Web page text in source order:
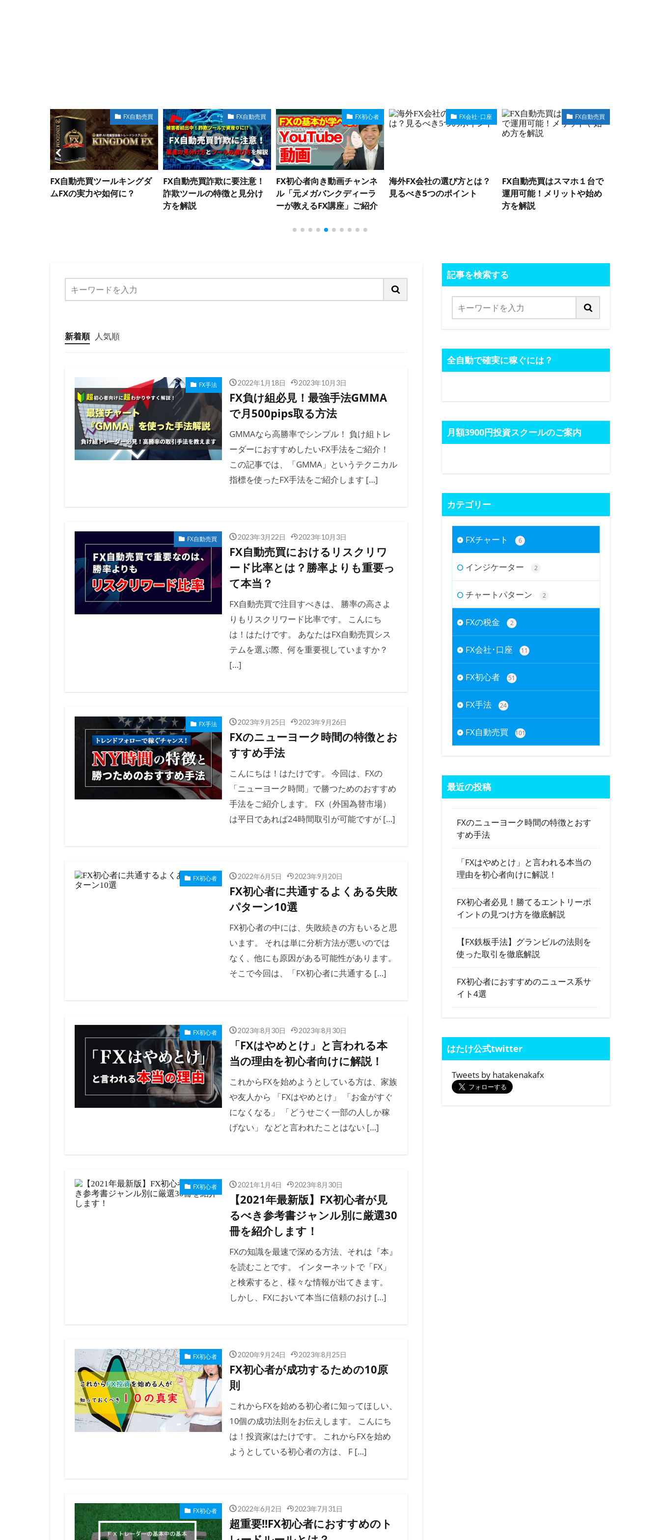
FX自動売買
FX自動売買ツールキングダ
ムFXの実力や如何に？
FX自動売買
FX自動売買詐欺に要注意！
詐欺ツールの特徴と見分け
方を解説
FX初心者
FX初心者向き動画チャンネ
ル「元メガバンクディーラ
ーが教えるFX講座」ご紹介
FX会社･口座
海外FX会社の選び方とは？
見るべき5つのポイント
FX自動売買
FX自動売買はスマホ１台で
運用可能！メリットや始め
方を解説
新着順 人気順
FX手法 2022年1月18日 2023年10月3日
FX負け組必見！最強手法GMMA
で月500pips取る方法
GMMAなら高勝率でシンプル！ 負け組トレ
ーダーにおすすめしたいFX手法をご紹介！
この記事では、「GMMA」というテクニカル
指標を使ったFX手法をご紹介します […]
FX自動売買 2023年3月22日 2023年10月3日
FX自動売買におけるリスクリワ
ード比率とは？勝率よりも重要っ
て本当？
FX自動売買で注目すべきは、 勝率の高さよ
りもリスクリワード比率です。 こんにち
は！はたけです。 あなたはFX自動売買シス
テムを選ぶ際、何を重要視していますか？
[…]
FX手法 2023年9月25日 2023年9月26日
FXのニューヨーク時間の特徴とお
すすめ手法
こんにちは！はたけです。 今回は、FXの
「ニューヨーク時間」で勝つためのおすすめ
手法をご紹介します。 FX（外国為替市場）
は平日であれば24時間取引が可能ですが […]
FX初心者 2022年6月5日 2023年9月20日
FX初心者に共通するよくある失敗
パターン10選
FX初心者の中には、失敗続きの方もいると思
います。 それは単に分析方法が悪いのでは
なく、他にも原因がある可能性があります。
そこで今回は、「FX初心者に共通する […]
FX初心者 2023年8月30日 2023年8月30日
「FXはやめとけ」と言われる本
当の理由を初心者向けに解説！
これからFXを始めようとしている方は、家族
や友人から 「FXはやめとけ」 「お金がすぐ
になくなる」 「どうせごく一部の人しか稼
げない」 などと言われたことはない […]
FX初心者 2021年1月4日 2023年8月30日
【2021年最新版】FX初心者が見
るべき参考書ジャンル別に厳選30
冊を紹介します！
FXの知識を最速で深める方法、それは『本』
を読むことです。 インターネットで「FX」
と検索すると、様々な情報が出てきます。
しかし、FXにおいて本当に信頼のおけ […]
FX初心者 2020年9月24日 2023年8月25日
FX初心者が成功するための10原
則
これからFXを始める初心者に知ってほしい、
10個の成功法則をお伝えします。 こんにち
は！投資家はたけです。 これからFXを始め
ようとしている初心者の方は、 F […]
FX初心者 2022年6月2日 2023年7月31日
超重要!!FX初心者におすすめのト
記事を検索する
全自動で確実に稼ぐには？
月額3900円投資スクールのご案内
カテゴリー
FXチャート 6
インジケーター 2
チャートパターン 2
FXの税金 2
FX会社･口座 11
FX初心者 51
FX手法 24
FX自動売買 101
最近の投稿
FXのニューヨーク時間の特徴とおす
すめ手法
「FXはやめとけ」と言われる本当の
理由を初心者向けに解説！
FX初心者必見！勝てるエントリーポ
イントの見つけ方を徹底解説
【FX鉄板手法】グランビルの法則を
使った取引を徹底解説
FX初心者におすすめのニュース系サ
イト4選
はたけ公式twitter
Tweets by hatakenakafx